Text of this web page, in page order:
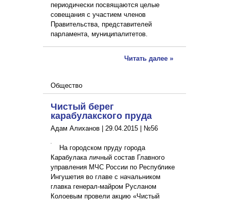
периодически посвящаются целые
совещания с участием членов
Правительства, представителей
парламента, муниципалитетов.
Читать далее »
Общество
Чистый берег
карабулакского пруда
Адам Алиханов | 29.04.2015 №56
На городском пруду города
Карабулака личный состав Главного
управления МЧС России по Республике
Ингушетия во главе с начальником
главка генерал-майром Русланом
Колоевым провели акцию «Чистый